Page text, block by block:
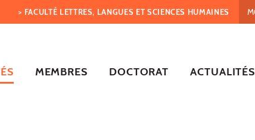
> FACULTÉ LETTRES, LANGUES ET SCIENCES HUMAINES
MEMBRES DOCTORAT ACTUALITÉS